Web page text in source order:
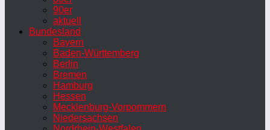
90er
aktuell
Bundesland
Bayern
Baden-Württemberg
Berlin
Bremen
Hamburg
Hessen
Mecklenburg-Vorpommern
Niedersachsen